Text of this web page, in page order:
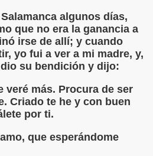
algunos días,
que no era la ganancia a
irse de allí; y cuando
yo fui a ver a mi madre, y,
su bendición y dijo:
veré más. Procura de ser
Criado te he y con buen
por ti.
que esperándome
Nois-es Cecs i Deficients
Amades ONCE, 1990 (Miquel
(Eutiquio Cabrerizo)